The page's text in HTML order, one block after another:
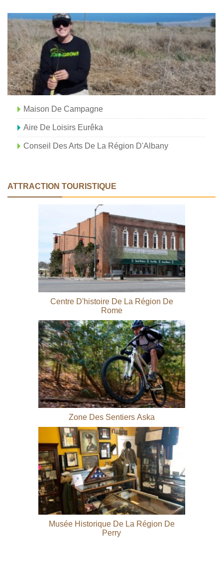
Maison De Campagne
Aire De Loisirs Eurêka
Conseil Des Arts De La Région D'Albany
ATTRACTION TOURISTIQUE
Centre D'histoire De La Région De
Rome
Zone Des Sentiers Aska
Musée Historique De La Région De
Perry